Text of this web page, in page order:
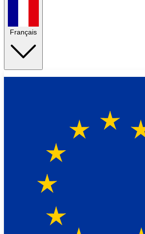
Français